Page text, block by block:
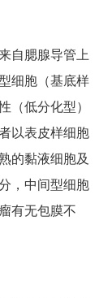
自腮腺导管上
细胞（基底样
（低分化型）
以表皮样细胞
的黏液细胞及
，中间型细胞
有无包膜不